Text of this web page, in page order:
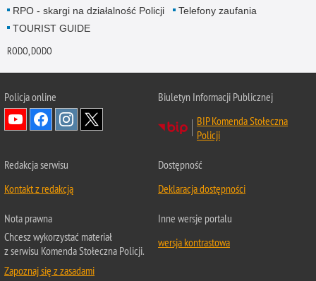
RPO - skargi na działalność Policji
Telefony zaufania
TOURIST GUIDE
RODO, DODO
Policja online
Biuletyn Informacji Publicznej
BIP Komenda Stołeczna
Policji
Redakcja serwisu
Kontakt z redakcją
Dostępność
Deklaracja dostępności
Nota prawna
Chcesz wykorzystać materiał
z serwisu Komenda Stołeczna Policji.
Zapoznaj się z zasadami
Inne wersje portalu
wersja kontrastowa